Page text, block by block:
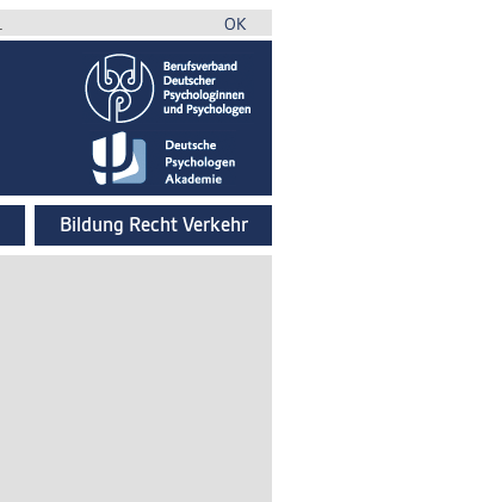
OK
Bildung Recht Verkehr